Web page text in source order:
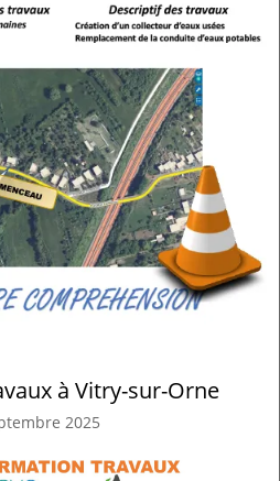
à Vitry-sur-Orne
2025